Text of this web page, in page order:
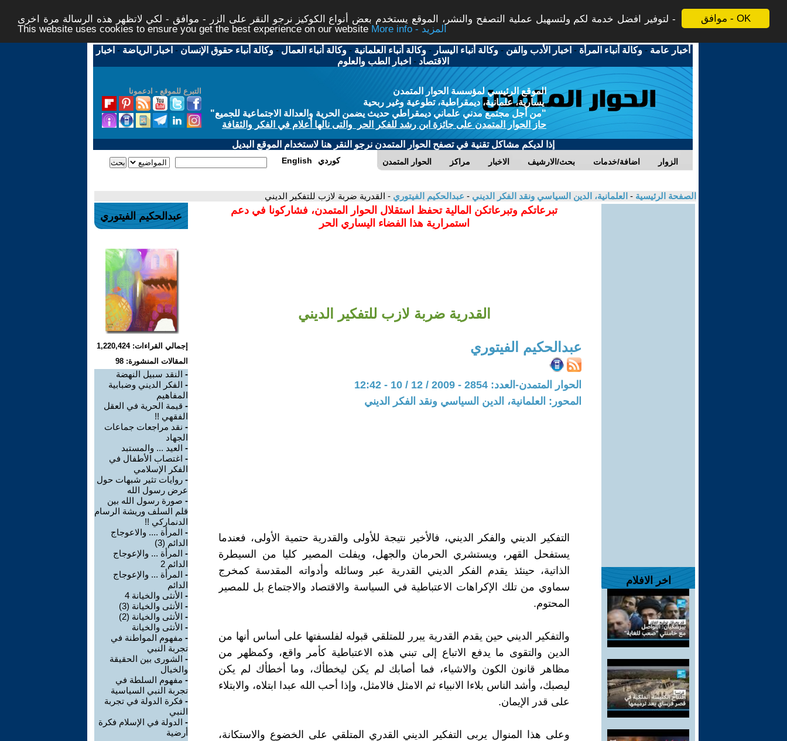
موافق - OK
لتوفير افضل خدمة لكم ولتسهيل عملية التصفح والنشر، الموقع يستخدم بعض أنواع الكوكيز نرجو النقر على الزر - موافق - لكي لاتظهر هذه الرسالة مرة اخرى -
This website uses cookies to ensure you get the best experience on our website
More info - المزيد
أخبار عامة -وكالة أنباء المرأة - اخبار الأدب والفن -وكالة أنباء اليسار -وكالة أنباء العلمانية -وكالة أنباء العمال -وكالة أنباء حقوق الإنسان - اخبار الرياضة - اخبار
الاقتصاد - اخبار الطب والعلوم
التبرع للموقع - ادعمونا
الموقع الرئيسي لمؤسسة الحوار المتمدن
يسارية، علمانية، ديمقراطية، تطوعية وغير ربحية
"من أجل مجتمع مدني علماني ديمقراطي حديث يضمن الحرية والعدالة الاجتماعية للجميع"
حاز الحوار المتمدن على جائزة ابن رشد للفكر الحر والتى نالها أعلام في الفكر والثقافة
إذا لديكم مشاكل تقنية في تصفح الحوار المتمدن نرجو النقر هنا لاستخدام الموقع البديل
الحوار المتمدن مراكز الاخبار بحث/الارشيف اضافة/خدمات الزوار English كوردي
الصفحة الرئيسية - العلمانية، الدين السياسي ونقد الفكر الديني - عبدالحكيم الفيتوري - القدرية ضربة لازب للتفكير الديني
اخر الافلام
تبرعاتكم وتبرعاتكن المالية تحفظ استقلال الحوار المتمدن، فشاركونا في دعم
استمرارية هذا الفضاء اليساري الحر
القدرية ضربة لازب للتفكير الديني
عبدالحكيم الفيتوري
الحوار المتمدن-العدد: 2854 - 2009 / 12 / 10 - 12:42
المحور: العلمانية، الدين السياسي ونقد الفكر الديني
التفكير الديني والفكر الديني، فالأخير نتيجة للأولى والقدرية حتمية الأولى، فعندما
يستفحل القهر، ويستشري الحرمان والجهل، ويفلت المصير كليا من السيطرة
الذاتية، حينئذ يقدم الفكر الديني القدرية عبر وسائله وأدواته المقدسة كمخرج
سماوي من تلك الإكراهات الاعتباطية في السياسة والاقتصاد والاجتماع بل للمصير
المحتوم.
والتفكير الديني حين يقدم القدرية يبرر للمتلقي قبوله لفلسفتها على أساس أنها من
الدين والتقوى ما يدفع الاتباع إلى تبني هذه الاعتباطية كأمر واقع، وكمظهر من
مظاهر قانون الكون والاشياء، فما أصابك لم يكن ليخطأك، وما أخطأك لم يكن
ليصبك، وأشد الناس بلاءا الانبياء ثم الامثل فالامثل، وإذا أحب الله عبدا ابتلاه، والابتلاء
على قدر الإيمان.
وعلى هذا المنوال يربى التفكير الديني القدري المتلقي على الخضوع والاستكانة،
عبدالحكيم الفيتوري
إجمالي القراءات: 1,220,424
المقالات المنشورة: 98
- النقد سبيل النهضة
- الفكر الديني وضبابية
المفاهيم
- قيمة الحرية في العقل
الفقهي !!
- نقد مراجعات جماعات
الجهاد
- العيد ... والمستبد
- اغتصاب الأطفال في
الفكر الإسلامي
- روايات تثير شبهات حول
عرض رسول الله
- صورة رسول الله بين
قلم السلف وريشة الرسام
الدنماركي !!
- المرأة .... والاعوجاج
الدائم (3)
- المرأة ... والإعوجاج
الدائم 2
- المرأة ... والإعوجاج
الدائم
- الأنثى والخيانة 4
- الأنثى والخيانة (3)
- الأنثى والخيانة (2)
- الأنثى والخيانة
- مفهوم المواطنة في
تجربة النبي
- الشورى بين الحقيقة
والخيال
- مفهوم السلطة في
تجربة النبي السياسية
- فكرة الدولة في تجربة
النبي
- الدولة في الإسلام فكرة
أرضية